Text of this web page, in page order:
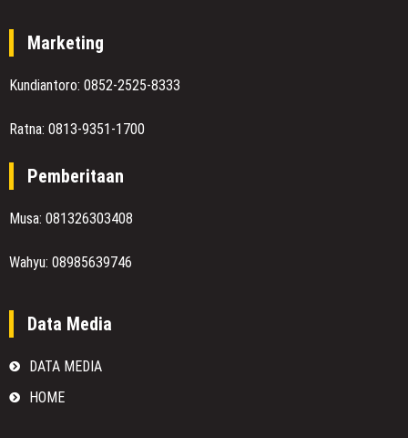
Marketing
Kundiantoro: 0852-2525-8333
Ratna: 0813-9351-1700
Pemberitaan
Musa: 081326303408
Wahyu: 08985639746
Data Media
DATA MEDIA
HOME